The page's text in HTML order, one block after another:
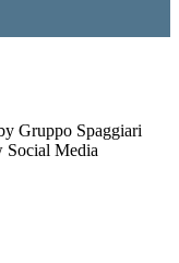
Gruppo Spaggiari
Social Media